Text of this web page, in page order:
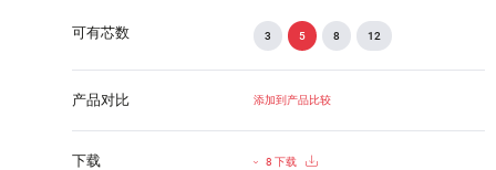
可有芯数 3 5 8 12
产品对比 添加到产品比较
下载 8 下载